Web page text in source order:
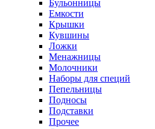
Бульонницы
Емкости
Крышки
Кувшины
Ложки
Менажницы
Молочники
Наборы для специй
Пепельницы
Подносы
Подставки
Прочее